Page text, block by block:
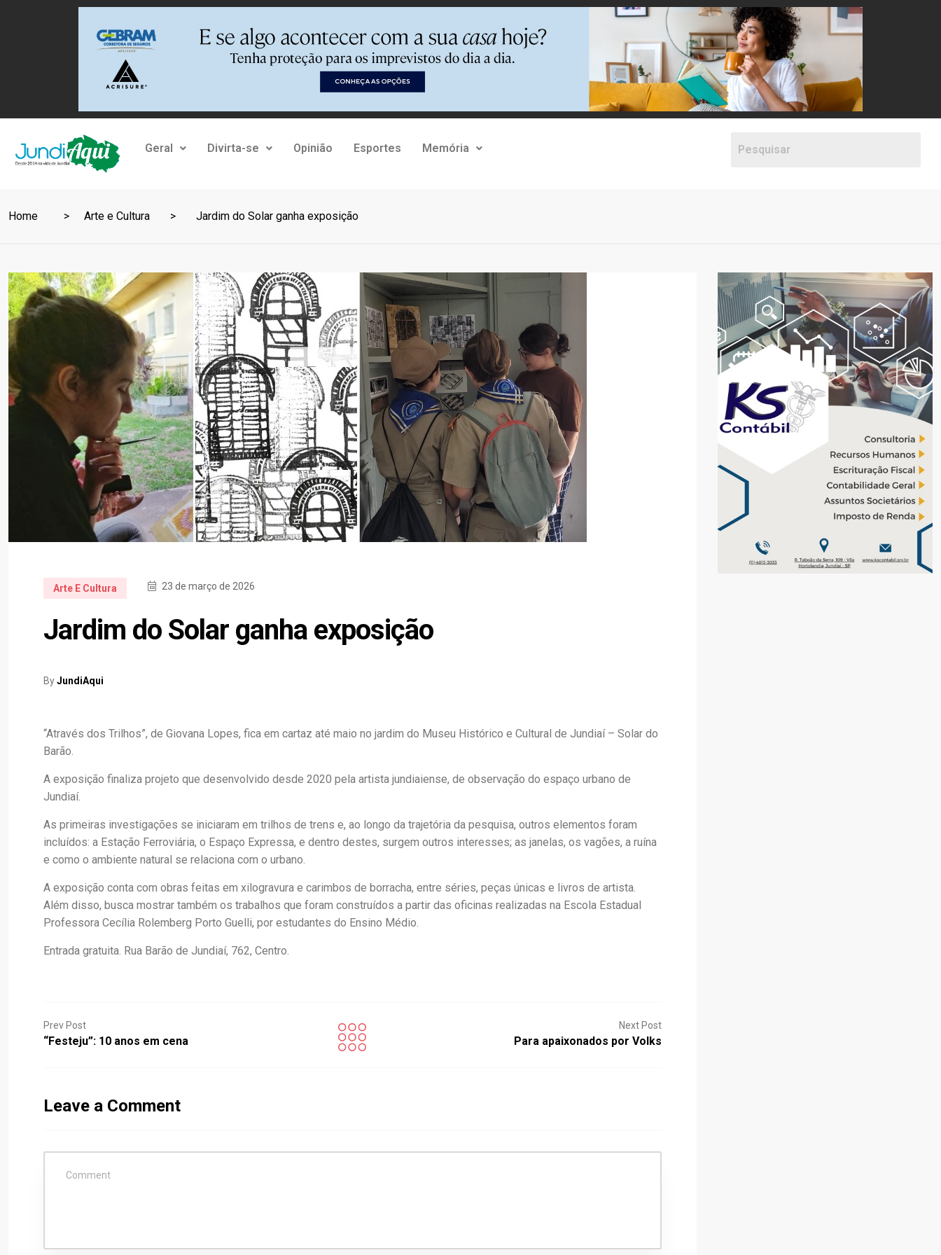
Geral Divirta-se Opinião Esportes Memória
Home Arte e Cultura Jardim do Solar ganha exposição
Arte E Cultura 23 de março de 2026
Jardim do Solar ganha exposição
ByJundiAqui
“Através dos Trilhos”, de Giovana Lopes, fica em cartaz até maio no jardim do Museu Histórico e Cultural de Jundiaí – Solar do
Barão.
A exposição finaliza projeto que desenvolvido desde 2020 pela artista jundiaiense, de observação do espaço urbano de
Jundiaí.
As primeiras investigações se iniciaram em trilhos de trens e, ao longo da trajetória da pesquisa, outros elementos foram
incluídos: a Estação Ferroviária, o Espaço Expressa, e dentro destes, surgem outros interesses; as janelas, os vagões, a ruína
e como o ambiente natural se relaciona com o urbano.
A exposição conta com obras feitas em xilogravura e carimbos de borracha, entre séries, peças únicas e livros de artista.
Além disso, busca mostrar também os trabalhos que foram construídos a partir das oficinas realizadas na Escola Estadual
Professora Cecília Rolemberg Porto Guelli, por estudantes do Ensino Médio.
Entrada gratuita. Rua Barão de Jundiaí, 762, Centro.
Prev Post
“Festeju”: 10 anos em cena
Next Post
Para apaixonados por Volks
Leave a Comment